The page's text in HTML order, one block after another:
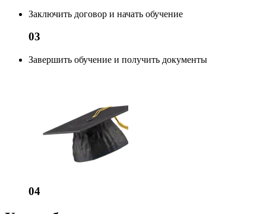
Заключить договор и начать обучение
03
Завершить обучение и получить документы
04